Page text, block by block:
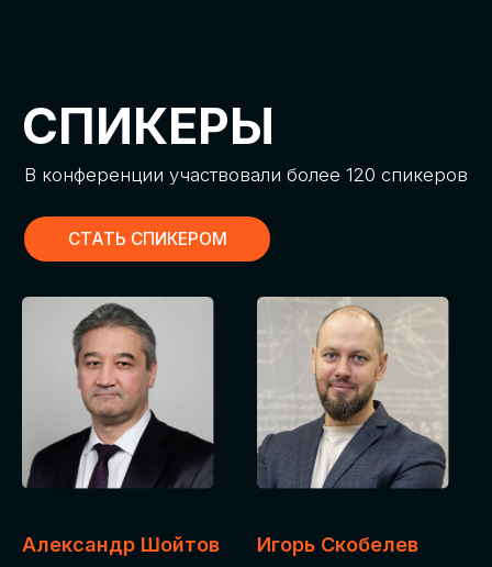
Александр Шойтов Игорь Скобелев